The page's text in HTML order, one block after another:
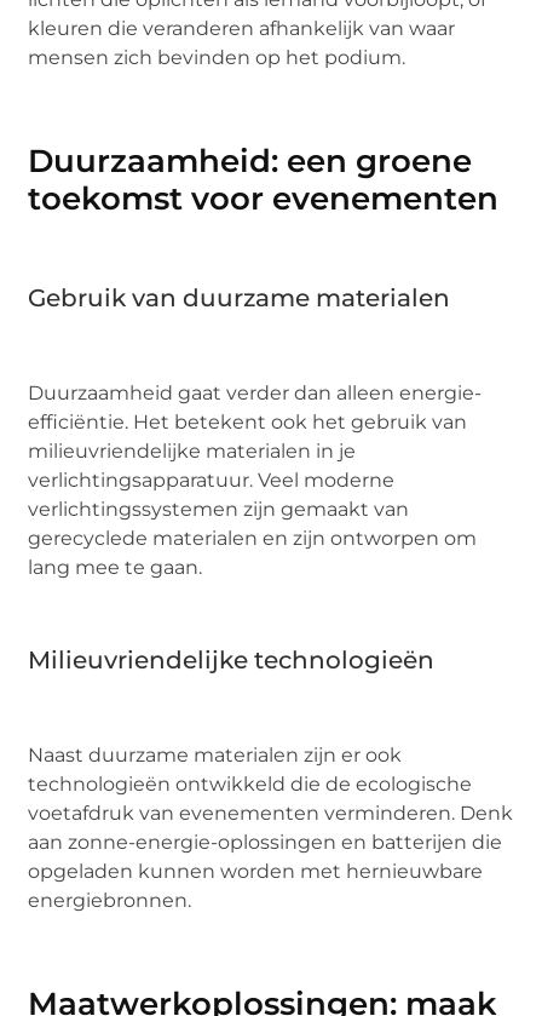
kleuren die veranderen afhankelijk van waar
mensen zich bevinden op het podium.
Duurzaamheid: een groene
toekomst voor evenementen
Gebruik van duurzame materialen
Duurzaamheid gaat verder dan alleen energie-
efficiëntie. Het betekent ook het gebruik van
milieuvriendelijke materialen in je
verlichtingsapparatuur. Veel moderne
verlichtingssystemen zijn gemaakt van
gerecyclede materialen en zijn ontworpen om
lang mee te gaan.
Milieuvriendelijke technologieën
Naast duurzame materialen zijn er ook
technologieën ontwikkeld die de ecologische
voetafdruk van evenementen verminderen. Denk
aan zonne-energie-oplossingen en batterijen die
opgeladen kunnen worden met hernieuwbare
energiebronnen.
Maatwerkoplossingen: maak